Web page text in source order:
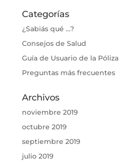
Categorías
¿Sabiás qué …?
Consejos de Salud
Guía de Usuario de la Póliza
Preguntas más frecuentes
Archivos
noviembre 2019
octubre 2019
septiembre 2019
julio 2019